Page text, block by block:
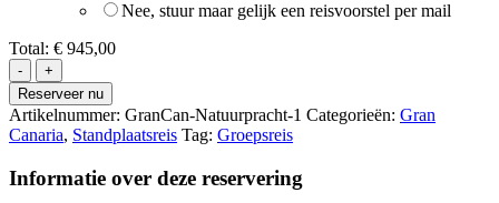
Nee, stuur maar gelijk een reisvoorstel per mail
Total: € 945,00
Gran
Canaria
Leuke
Cultuur
&
Wandelreis
aantal
Reserveer nu
Artikelnummer: GranCan-Natuurpracht-1 Categorieën: Gran
Canaria, Standplaatsreis Tag: Groepsreis
Informatie over deze reservering